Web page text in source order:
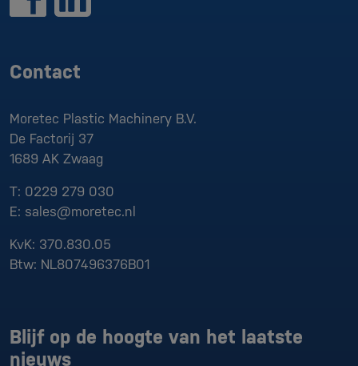
Contact
Moretec Plastic Machinery B.V.
De Factorij 37
1689 AK Zwaag
T: 0229 279 030
E: sales@moretec.nl
KvK: 370.830.05
Btw: NL807496376B01
Blijf op de hoogte van het laatste
nieuws